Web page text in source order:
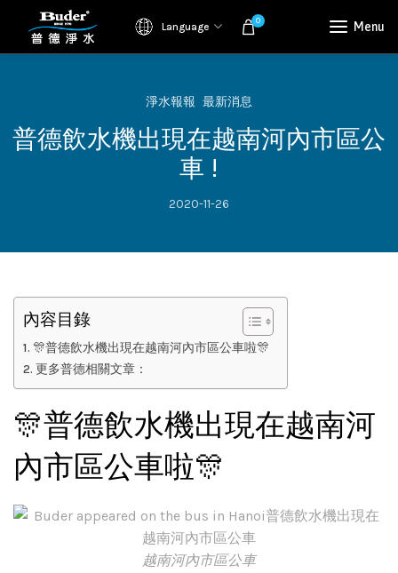
Language 0 Menu
淨水報報 最新消息
普德飲水機出現在越南河內市區公
車 !
2020-11-26
內容目錄
🎊普德飲水機出現在越南河內市區公車啦🎊
更多普德相關文章：
🎊普德飲水機出現在越南河
內市區公車啦🎊
越南河內市區公車